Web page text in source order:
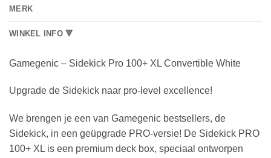
MERK
WINKEL INFO 🔻
Gamegenic – Sidekick Pro 100+ XL Convertible White
Upgrade de Sidekick naar pro-level excellence!
We brengen je een van Gamegenic bestsellers, de
Sidekick, in een geüpgrade PRO-versie! De Sidekick PRO
100+ XL is een premium deck box, speciaal ontworpen